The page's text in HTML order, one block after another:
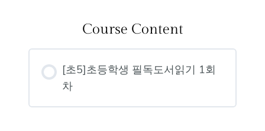
Course Content
[초5]초등학생 필독도서읽기 1회
차